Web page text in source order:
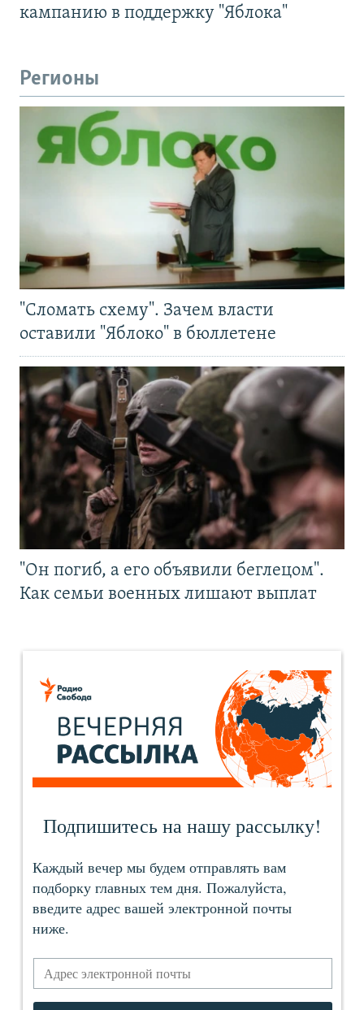
кампанию в поддержку "Яблока"
Регионы
"Сломать схему". Зачем власти
оставили "Яблоко" в бюллетене
"Он погиб, а его объявили беглецом".
Как семьи военных лишают выплат